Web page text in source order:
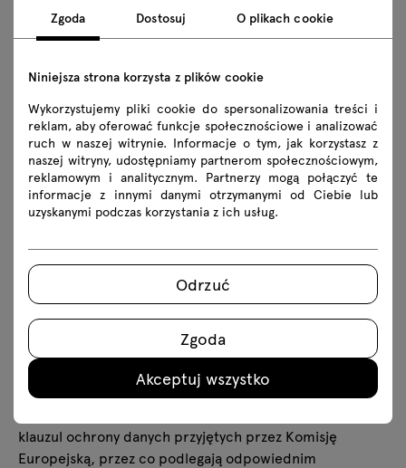
którym umowa uległa rozwiązaniu lub wygasła –
przedawnienia roszczeń – dotyczy punktu 5 powyżej.
Przekazywanie danych osobowych
Dane osobowe będą przekazywane przez administratora
wyłącznie zaufanym podmiotom, takim jak
przedsiębiorstwa dostarczające i obsługujące wybrane
systemy i rozwiązania informatyczne, dostawcom usług
Dane osobowe co do zasady nie będą przekazywane
poza obszar EOG ani udostępniane organizacjom
międzynarodowym. W przypadku jednak, gdy
administrator korzysta z dostawców usług spoza obszaru
EOG, które nie zostały uznane przez Komisję Europejską
za zapewniające odpowiedni stopień ochrony danych
osobowych, przekazanie danych osobowych ww.
klauzul ochrony danych przyjętych przez Komisję
Europejską, przez co podlegają odpowiednim
Zgoda Dostosuj O plikach cookie
Niniejsza strona korzysta z plików cookie
Wykorzystujemy pliki cookie do spersonalizowania treści i
reklam, aby oferować funkcje społecznościowe i analizować
ruch w naszej witrynie. Informacje o tym, jak korzystasz z
naszej witryny, udostępniamy partnerom społecznościowym,
reklamowym i analitycznym. Partnerzy mogą połączyć te
informacje z innymi danymi otrzymanymi od Ciebie lub
uzyskanymi podczas korzystania z ich usług.
Odrzuć
Zgoda
Akceptuj wszystko